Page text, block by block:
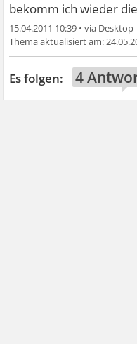
bekomm ich wieder
15.04.2011 10:39 •
4